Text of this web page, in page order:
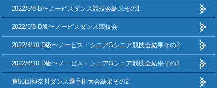
2022/5/8 B〜ノービスダンス競技会結果その1
2022/5/8 B級〜ノービスダンス競技会
2022/4/10 D級〜ノービス・シニアGシニア競技会結果その2
2022/4/10 D級〜ノービス・シニアGシニア競技会結果その1
第55回神奈川ダンス選手権大会結果その2